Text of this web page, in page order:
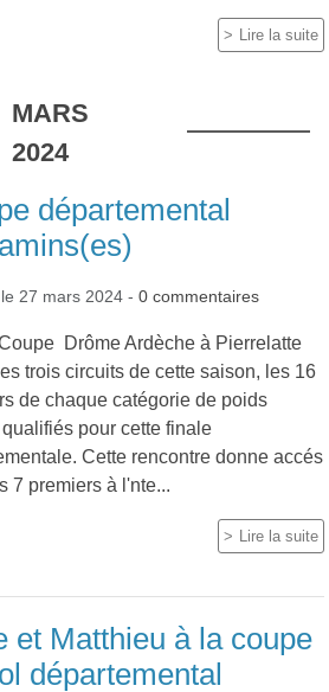
Lire la suite
MARS
2024
départemental
27 mars 2024 - 0 commentaires
Drôme Ardèche à Pierrelatte
trois circuits de cette saison, les 16
de chaque catégorie de poids
pour cette finale
Cette rencontre donne accés
7 premiers à l'nte...
Lire la suite
et Matthieu à la coupe
départemental